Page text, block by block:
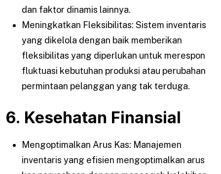
dan faktor dinamis lainnya.
Meningkatkan Fleksibilitas: Sistem inventaris
yang dikelola dengan baik memberikan
fleksibilitas yang diperlukan untuk merespon
fluktuasi kebutuhan produksi atau perubahan
permintaan pelanggan yang tak terduga.
6. Kesehatan Finansial
Mengoptimalkan Arus Kas: Manajemen
inventaris yang efisien mengoptimalkan arus